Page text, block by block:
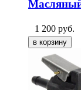
1 200 руб.